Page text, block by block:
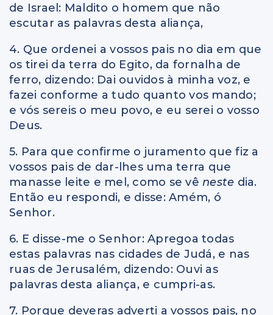
de Israel: Maldito o homem que não
escutar as palavras desta aliança,
4. Que ordenei a vossos pais no dia em que
os tirei da terra do Egito, da fornalha de
ferro, dizendo: Dai ouvidos à minha voz, e
fazei conforme a tudo quanto vos mando;
e vós sereis o meu povo, e eu serei o vosso
Deus.
5. Para que confirme o juramento que fiz a
vossos pais de dar-lhes uma terra que
manasse leite e mel, como se vê neste dia.
Então eu respondi, e disse: Amém, ó
Senhor.
6. E disse-me o Senhor: Apregoa todas
estas palavras nas cidades de Judá, e nas
ruas de Jerusalém, dizendo: Ouvi as
palavras desta aliança, e cumpri-as.
7. Porque deveras adverti a vossos pais, no